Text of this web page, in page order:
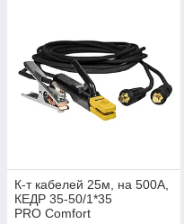
К-т кабелей 25м, на 500А,
КЕДР 35-50/1*35
PRO Comfort